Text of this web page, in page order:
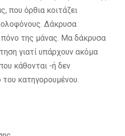
που όρθια κοιτάζει
Δάκρυσα
της μάνας. Μα δάκρυσα
γιατί υπάρχουν ακόμα
κάθονται -ή δεν
κατηγορουμένου.